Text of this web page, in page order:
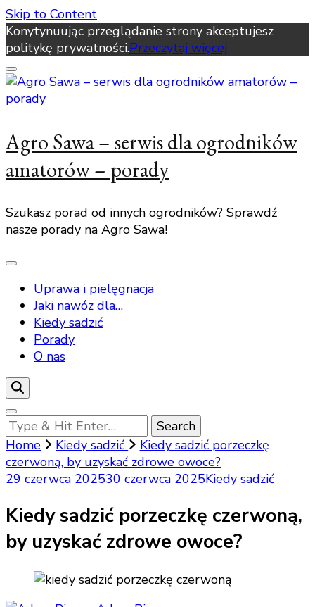
Skip to Content
Konytynuując przeglądanie strony akceptujesz
politykę prywatności.Przeczytaj więcej
Agro Sawa – serwis dla ogrodników
amatorów – porady
Szukasz porad od innych ogrodników? Sprawdź
nasze porady na Agro Sawa!
Uprawa i pielęgnacja
Jaki nawóz dla…
Kiedy sadzić
Porady
O nas
Looking
for
Something?
Home Kiedy sadzić
Kiedy sadzić porzeczkę
czerwoną, by uzyskać zdrowe owoce?
29 czerwca 202530 czerwca 2025Kiedy sadzić
Kiedy sadzić porzeczkę czerwoną,
by uzyskać zdrowe owoce?